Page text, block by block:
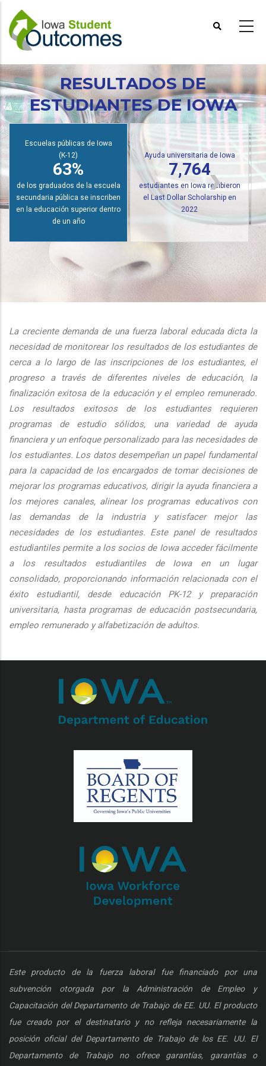
Pasar
contenido
principal
RESULTADOS DE
ESTUDIANTES DE IOWA
Escuelas públicas de Iowa
(K-12)
63%
de los graduados de la escuela
secundaria pública se inscriben
en la educación superior dentro
de un año
Ayuda universitaria de Iowa
7,764
estudiantes en Iowa recibieron
el Last Dollar Scholarship en
2022
La creciente demanda de una fuerza laboral educada dicta la
necesidad de monitorear los resultados de los estudiantes de
cerca a lo largo de las inscripciones de los estudiantes, el
progreso a través de diferentes niveles de educación, la
finalización exitosa de la educación y el empleo remunerado.
Los resultados exitosos de los estudiantes requieren
programas de estudio sólidos, una variedad de ayuda
financiera y un enfoque personalizado para las necesidades de
los estudiantes. Los datos desempeñan un papel fundamental
para la capacidad de los encargados de tomar decisiones de
mejorar los programas educativos, dirigir la ayuda financiera a
los mejores canales, alinear los programas educativos con
las demandas de la industria y satisfacer mejor las
necesidades de los estudiantes. Este panel de resultados
estudiantiles permite a los socios de Iowa acceder fácilmente
a los resultados estudiantiles de Iowa en un lugar
consolidado, proporcionando información relacionada con el
éxito estudiantil, desde educación PK-12 y preparación
universitaria, hasta programas de educación postsecundaria,
empleo remunerado y alfabetización de adultos.
Este producto de la fuerza laboral fue financiado por una
subvención otorgada por la Administración de Empleo y
Capacitación del Departamento de Trabajo de EE. UU. El producto
fue creado por el destinatario y no refleja necesariamente la
posición oficial del Departamento de Trabajo de los EE. UU. El
Departamento de Trabajo no ofrece garantías, garantías o